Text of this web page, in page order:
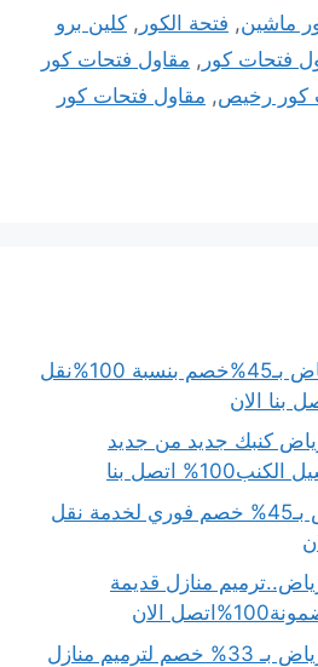
ماشين, فتحة الكور , كلين برو
فتحات كور , مقاول فتحات كور
كور رخيص, مقاول فتحات كور
شركة نقل عفش بالرياض بـ45%خصم بنسبة 100%نقل
بنا الان
كنبك جديد من جديد
دينا نقل عفش بالرياض بـ45% خصم فوري لخدمة نقل
منازل قديمة
افضل مقاول ترميم الرياض بـ 33% خصم لترميم منازل